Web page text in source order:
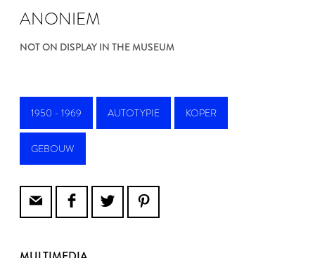
ANONIEM
NOT ON DISPLAY IN THE MUSEUM
1950 - 1969 AUTOTYPIE KOPER
GEBOUW